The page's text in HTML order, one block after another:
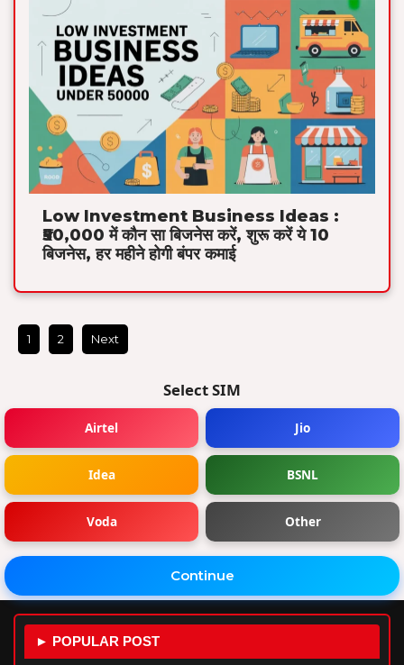
Low Investment Business Ideas :
₹50,000 में कौन सा बिजनेस करें, शुरू करें ये 10
बिजनेस, हर महीने होगी बंपर कमाई
1 2 Next
Select SIM
Airtel Jio
Idea BSNL
Voda Other
Continue
► POPULAR POST